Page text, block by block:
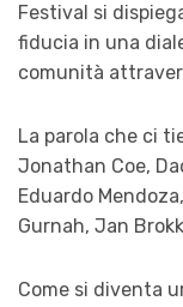
Festival si
fiducia in una
comunità
La parola che ci
Jonathan Coe,
Eduardo
Gurnah, Jan
Come si diventa